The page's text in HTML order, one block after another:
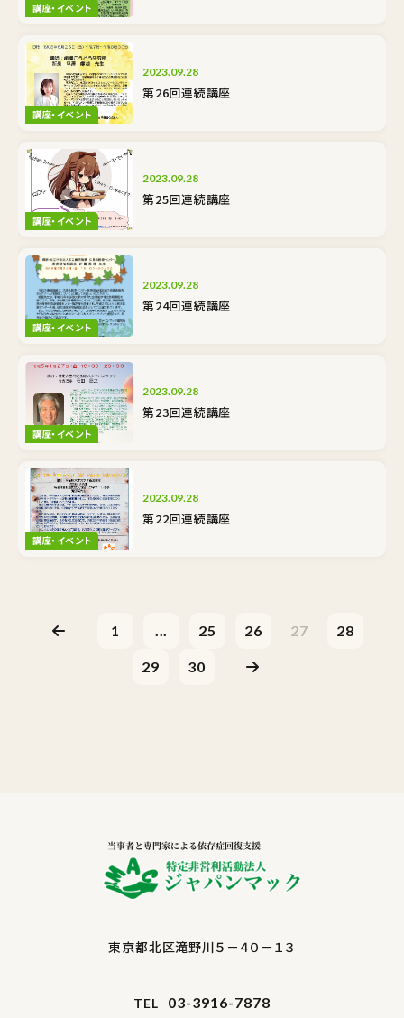
講座・イベント
講座・イベント
2023.09.28
第26回連続講座
講座・イベント
2023.09.28
第25回連続講座
講座・イベント
2023.09.28
第24回連続講座
講座・イベント
2023.09.28
第23回連続講座
講座・イベント
2023.09.28
第22回連続講座
1 ... 25 26 27 28
29 30
東京都北区滝野川５－４０－１３
TEL 03-3916-7878